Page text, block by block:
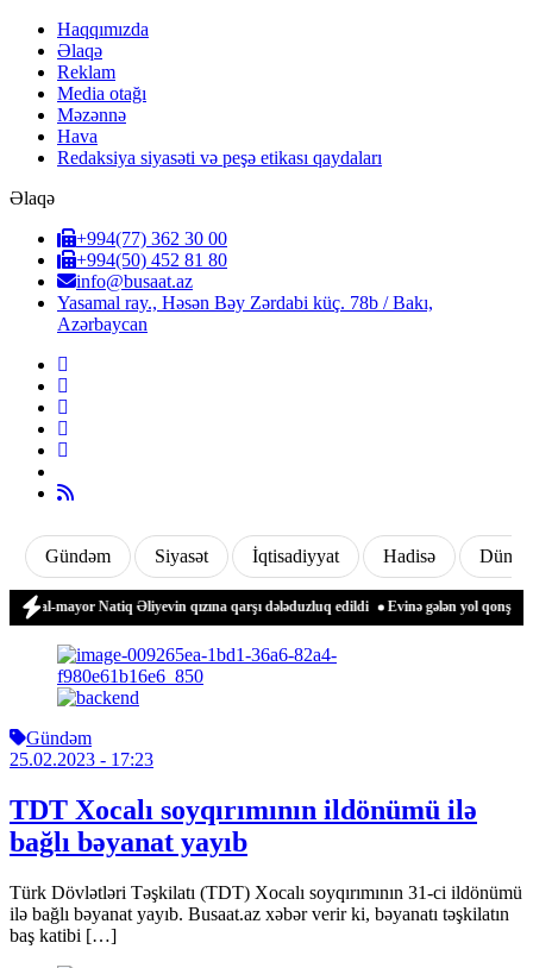
Haqqımızda
Əlaqə
Reklam
Media otağı
Məzənnə
Hava
Redaksiya siyasəti və peşə etikası qaydaları
Əlaqə
+994(77) 362 30 00
+994(50) 452 81 80
info@busaat.az
Yasamal ray., Həsən Bəy Zərdabi küç. 78b / Bakı,
Azərbaycan
Gündəm Siyasət İqtisadiyyat Hadisə Dünya
mayor Natiq Əliyevin qızına qarşı dələduzluq edildi Evinə gələn yol qonşusu
Gündəm
25.02.2023 - 17:23
TDT Xocalı soyqırımının ildönümü ilə
bağlı bəyanat yayıb
Türk Dövlətləri Təşkilatı (TDT) Xocalı soyqırımının 31-ci ildönümü
ilə bağlı bəyanat yayıb. Busaat.az xəbər verir ki, bəyanatı təşkilatın
baş katibi […]